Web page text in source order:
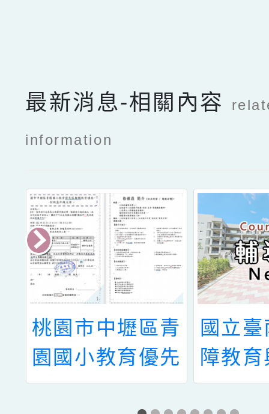
最新消息-相關內容
information
桃園市中壢區青
園國小教育優先
區親職教育講座
國立
障教
心辦